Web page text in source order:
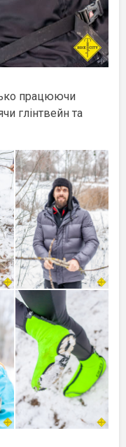
працюючи
глінтвейн та